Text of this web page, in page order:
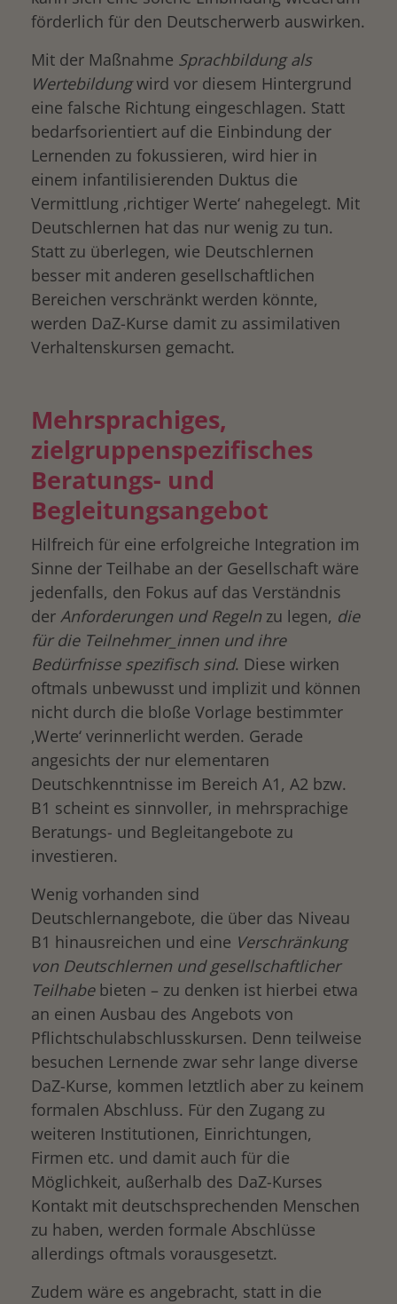
förderlich für den Deutscherwerb auswirken.
Mit der Maßnahme Sprachbildung als
Wertebildungwird vor diesem Hintergrund
eine falsche Richtung eingeschlagen. Statt
bedarfsorientiert auf die Einbindung der
Lernenden zu fokussieren, wird hier in
einem infantilisierenden Duktus die
Vermittlung ‚richtiger Werte‘ nahegelegt. Mit
Deutschlernen hat das nur wenig zu tun.
Statt zu überlegen, wie Deutschlernen
besser mit anderen gesellschaftlichen
Bereichen verschränkt werden könnte,
werden DaZ-Kurse damit zu assimilativen
Verhaltenskursen gemacht.
Mehrsprachiges,
zielgruppenspezifisches
Beratungs- und
Begleitungsangebot
Hilfreich für eine erfolgreiche Integration im
Sinne der Teilhabe an der Gesellschaft wäre
jedenfalls, den Fokus auf das Verständnis
der Anforderungen und Regelnzu legen, die
für die Teilnehmer_innen und ihre
Bedürfnisse spezifisch sind. Diese wirken
oftmals unbewusst und implizit und können
nicht durch die bloße Vorlage bestimmter
‚Werte‘ verinnerlicht werden. Gerade
angesichts der nur elementaren
Deutschkenntnisse im Bereich A1, A2 bzw.
B1 scheint es sinnvoller, in mehrsprachige
Beratungs- und Begleitangebote zu
investieren.
Wenig vorhanden sind
Deutschlernangebote, die über das Niveau
B1 hinausreichen und eine Verschränkung
von Deutschlernen und gesellschaftlicher
Teilhabebieten – zu denken ist hierbei etwa
an einen Ausbau des Angebots von
Pflichtschulabschlusskursen. Denn teilweise
besuchen Lernende zwar sehr lange diverse
DaZ-Kurse, kommen letztlich aber zu keinem
formalen Abschluss. Für den Zugang zu
weiteren Institutionen, Einrichtungen,
Firmen etc. und damit auch für die
Möglichkeit, außerhalb des DaZ-Kurses
Kontakt mit deutschsprechenden Menschen
zu haben, werden formale Abschlüsse
allerdings oftmals vorausgesetzt.
Zudem wäre es angebracht, statt in die